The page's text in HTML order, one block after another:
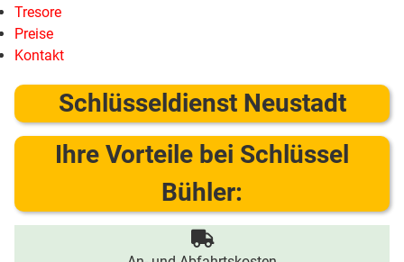
Tresore
Preise
Kontakt
Schlüsseldienst Neustadt
Ihre Vorteile bei Schlüssel
Bühler: